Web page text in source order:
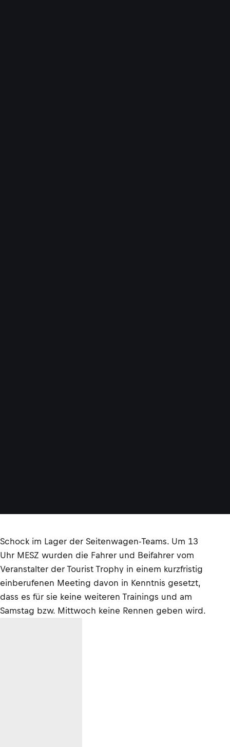
Schock im Lager der Seitenwagen-Teams. Um 13
Uhr MESZ wurden die Fahrer und Beifahrer vom
Veranstalter der Tourist Trophy in einem kurzfristig
einberufenen Meeting davon in Kenntnis gesetzt,
dass es für sie keine weiteren Trainings und am
Samstag bzw. Mittwoch keine Rennen geben wird.